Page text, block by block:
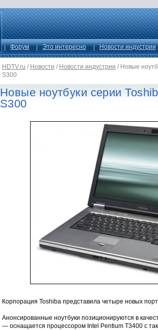
Форум Это интересно Новости индустрии
HDTV.ru / Новости / Новости индустрии / Новые
S300
Новые ноутбуки серии
S300
Корпорация Toshiba представила четыре новых
Анонсированные ноутбуки позиционируются в
— оснащается процессором Intel Pentium T3400 с